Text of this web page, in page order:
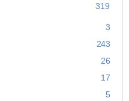
319
3
243
26
17
5